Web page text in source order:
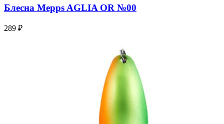
Блесна Mepps AGLIA OR №00
289 ₽